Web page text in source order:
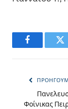
Facebook
Φοίνικας